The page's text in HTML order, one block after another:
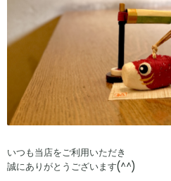
いつも当店をご利用いただき
誠にありがとうございます(^^)